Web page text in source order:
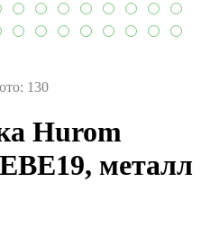
130
Hurom
металл